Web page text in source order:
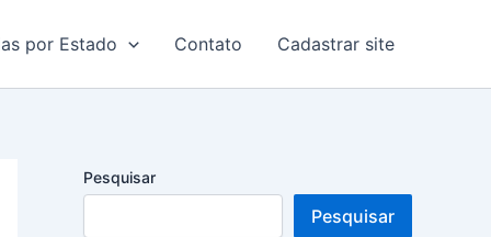
por Estado Contato Cadastrar site
Pesquisar
Pesquisar